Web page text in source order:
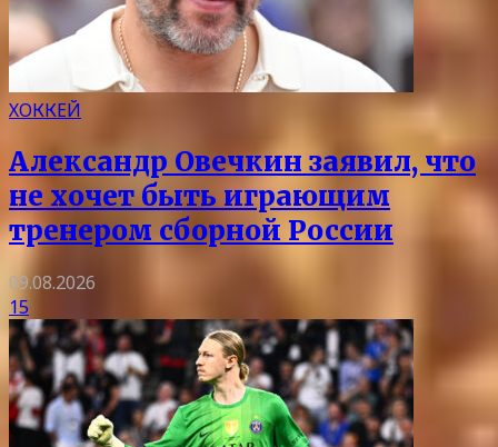
ХОККЕЙ
Александр Овечкин заявил, что
не хочет быть играющим
тренером сборной России
09.08.2026
15